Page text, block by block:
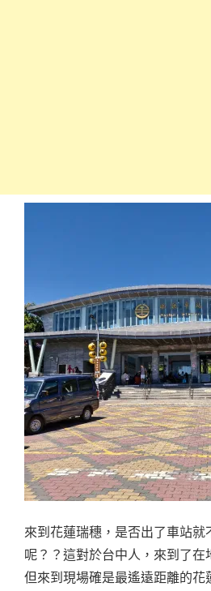
來到花蓮瑞穗，是否出了車站就
呢？？這對於台中人，來到了在
但來到現場確是最遙遠距離的花